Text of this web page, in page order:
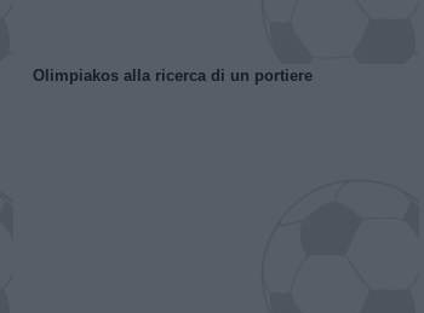
Olimpiakos alla ricerca di un portiere